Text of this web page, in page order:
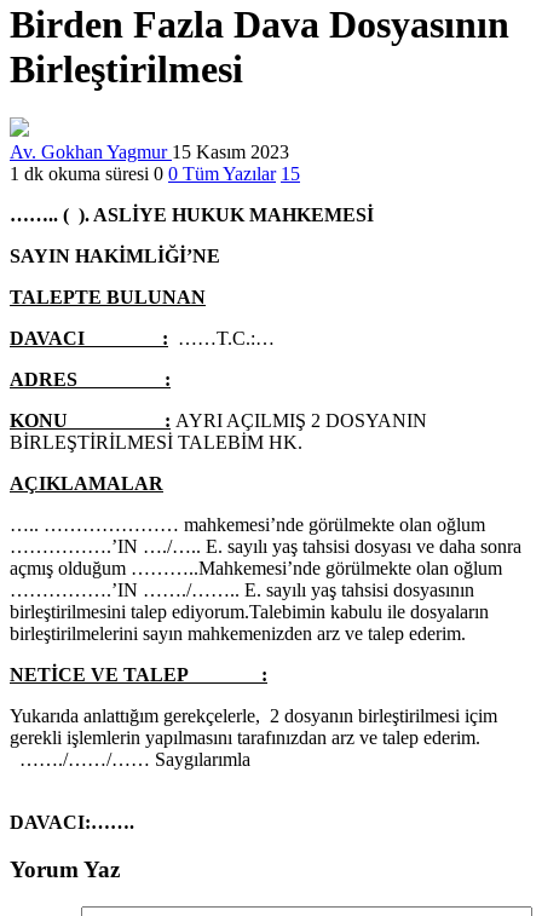
Birden Fazla Dava Dosyasının
Birleştirilmesi
Av. Gokhan Yagmur 15 Kasım 2023
1 dk okuma süresi 0 0 Tüm Yazılar 15
…….. ( ). ASLİYE HUKUK MAHKEMESİ
SAYIN HAKİMLİĞİ’NE
TALEPTE BULUNAN
DAVACI : ……T.C.:…
ADRES :
KONU : AYRI AÇILMIŞ 2 DOSYANIN
BİRLEŞTİRİLMESİ TALEBİM HK.
AÇIKLAMALAR
….. ………………… mahkemesi’nde görülmekte olan oğlum
…………….’IN …./….. E. sayılı yaş tahsisi dosyası ve daha sonra
açmış olduğum ………..Mahkemesi’nde görülmekte olan oğlum
…………….’IN ……./…….. E. sayılı yaş tahsisi dosyasının
birleştirilmesini talep ediyorum.Talebimin kabulu ile dosyaların
birleştirilmelerini sayın mahkemenizden arz ve talep ederim.
NETİCE VE TALEP :
Yukarıda anlattığım gerekçelerle, 2 dosyanın birleştirilmesi içim
gerekli işlemlerin yapılmasını tarafınızdan arz ve talep ederim.
……./……/…… Saygılarımla
DAVACI:…….
Yorum Yaz